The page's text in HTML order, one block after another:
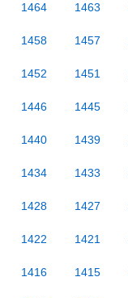
1464 1463
1458 1457
1452 1451
1446 1445
1440 1439
1434 1433
1428 1427
1422 1421
1416 1415